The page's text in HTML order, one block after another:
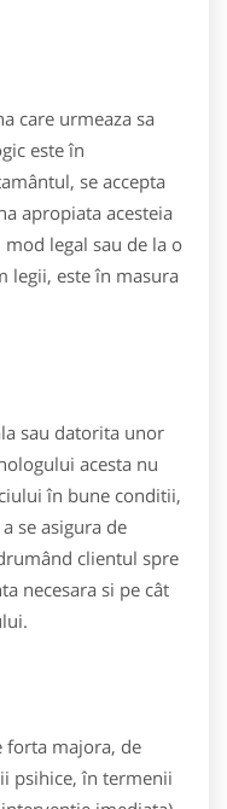
care urmeaza sa
este în
se accepta
apropiata acesteia
legal sau de la o
legii, este în masura
sau datorita unor
acesta nu
în bune conditii,
se asigura de
clientul spre
necesara si pe cât
forta majora, de
psihice, în termenii